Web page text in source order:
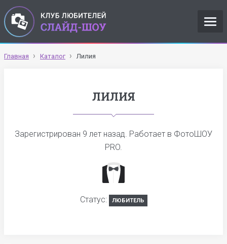
Главная Каталог Лилия
ЛИЛИЯ
Зарегистрирован 9 лет назад. Работает в ФотоШОУ
PRO.
Статус: ЛЮБИТЕЛЬ